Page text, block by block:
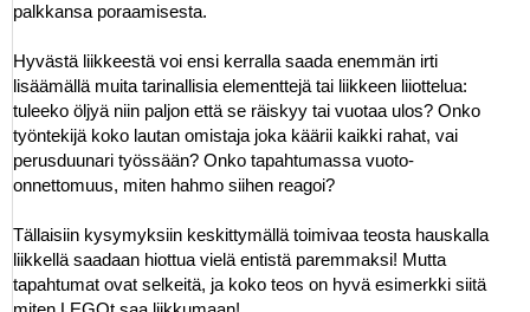
palkkansa poraamisesta.
Hyvästä liikkeestä voi ensi kerralla saada enemmän irti
lisäämällä muita tarinallisia elementtejä tai liikkeen liiottelua:
tuleeko öljyä niin paljon että se räiskyy tai vuotaa ulos? Onko
työntekijä koko lautan omistaja joka käärii kaikki rahat, vai
perusduunari työssään? Onko tapahtumassa vuoto-
onnettomuus, miten hahmo siihen reagoi?
Tällaisiin kysymyksiin keskittymällä toimivaa teosta hauskalla
liikkellä saadaan hiottua vielä entistä paremmaksi! Mutta
tapahtumat ovat selkeitä, ja koko teos on hyvä esimerkki siitä